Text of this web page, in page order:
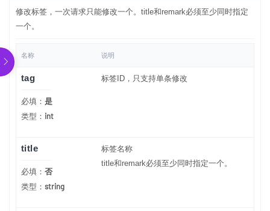
修改标签，一次请求只能修改一个。title和remark必须至少同时指定
一个。
名称 说明
tag
必填： 是
类型： int
标签ID，只支持单条修改
title
必填： 否
类型： string
标签名称
title和remark必须至少同时指定一个。